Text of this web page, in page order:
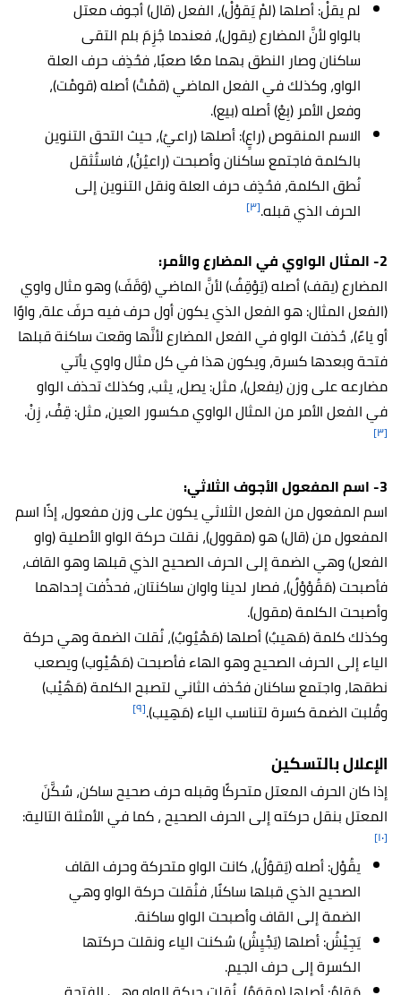
لم يقلْ: أصلها (لمْ يَقوْلْ)، الفعل (قال) أجوف معتل
بالواو لأنَّ المضارع (يقول)، فعندما جُزِمَ بلم التقى
ساكنان وصار النطق بهما معًا صعبًا، فحُذِف حرف العلة
الواو، وكذلك في الفعل الماضي (قمْتُ) أصله (قومْت)،
وفعل الأمر (بِعْ) أصله (بيع).
الاسم المنقوص (راعٍ): أصلها (راعيُ)، حيث التحق التنوين
بالكلمة فاجتمع ساكنان وأصبحت (راعيُنْ)، فاستُثقل
نُطق الكلمة، فحُذِف حرف العلة ونقل التنوين إلى
الحرف الذي قبله.[٣]
2- المثال الواوي في المضارع والأمر:
المضارع (يقف) أصله (يَوْقِفُ) لأنَّ الماضي (وَقَفَ) وهو مثال واوي
(الفعل المثال: هو الفعل الذي يكون أول حرف فيه حرفَ علة، واوًا
أو ياءً)، حُذفت الواو في الفعل المضارع لأنَّها وقعت ساكنة قبلها
فتحة وبعدها كسرة، ويكون هذا في كل مثال واوي يأتي
مضارعه على وزن (يفعل)، مثل: يصل، يثب، وكذلك تحذف الواو
في الفعل الأمر من المثال الواوي مكسور العين، مثل: قِفْ، زِنْ.
[٣]
3- اسم المفعول الأجوف الثلاثي:
اسم المفعول من الفعل الثلاثي يكون على وزن مفعول، إذًا اسم
المفعول من (قال) هو (مقوول)، نقلت حركة الواو الأصلية (واو
الفعل) وهي الضمة إلى الحرف الصحيح الذي قبلها وهو القاف،
فأصبحت (مَقُوْوْلٌ)، فصار لدينا واوان ساكنتان، فحذُفت إحداهما
وأصبحت الكلمة (مقول).
وكذلك كلمة (مَهيبٌ) أصلها (مَهْيُوبٌ)، نُقلت الضمة وهي حركة
الياء إلى الحرف الصحيح وهو الهاء فأصبحت (مَهُيْوب) ويصعب
نطقها، واجتمع ساكنان فحُذف الثاني لتصبح الكلمة (مَهُيْب)
وقُلبت الضمة كسرة لتناسب الياء (مَهِيب).[٩]
الإعلال بالتسكين
إذا كان الحرف المعتل متحركًا وقبله حرف صحيح ساكن، سُكَّنَ
المعتل بنقل حركته إلى الحرف الصحيح ، كما في الأمثلة التالية:
[١٠]
يقُوْل: أصله (يَقوُلُ)، كانت الواو متحركة وحرف القاف
الصحيح الذي قبلها ساكنًا، فنُقلت حركة الواو وهي
الضمة إلى القاف وأصبحت الواو ساكنة.
يَجِيْشُ: أصلها (يَجْيِشُ) سُكنت الياء ونقلت حركتها
الكسرة إلى حرف الجيم.